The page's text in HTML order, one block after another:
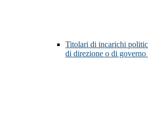
Titolari di incarichi
di direzione o di governo